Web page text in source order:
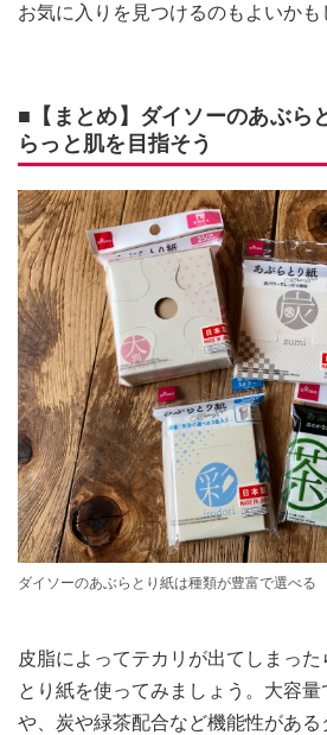
お気に入りを見つけるのもよいかも
■【まとめ】ダイソーのあぶら
らっと肌を目指そう
ダイソーのあぶらとり紙は種類が豊富で選べる
皮脂によってテカリが出てしまっ
とり紙を使ってみましょう。大容
や、炭や緑茶配合など機能性がある